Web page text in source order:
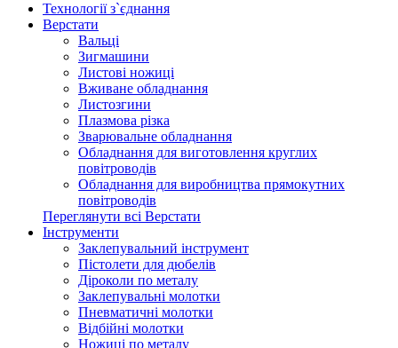
Технології з`єднання
Верстати
Вальці
Зигмашини
Листові ножиці
Вживане обладнання
Листозгини
Плазмова різка
Зварювальне обладнання
Обладнання для виготовлення круглих
повітроводів
Обладнання для виробництва прямокутних
повітроводів
Переглянути всі Верстати
Інструменти
Заклепувальний інструмент
Пістолети для дюбелів
Діроколи по металу
Заклепувальні молотки
Пневматичні молотки
Відбійні молотки
Ножиці по металу